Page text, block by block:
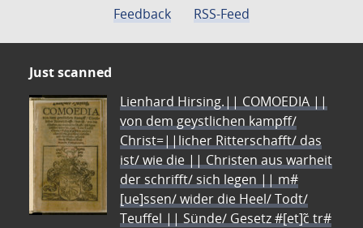
Feedback
RSS-Feed
Just scanned
Lienhard Hirsing.|| COMOEDIA ||
von dem geystlichen kampff/
Christ=||licher Ritterschafft/ das
ist/ wie die || Christen aus warheit
der schrifft/ sich legen || m#
[ue]ssen/ wider die Heel/ Todt/
Teuffel || Sünde/ Gesetz #[et]c̃ tr#